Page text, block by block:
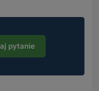
pytanie